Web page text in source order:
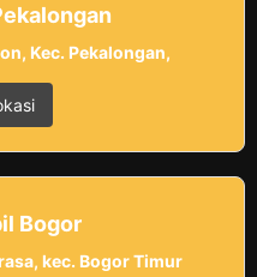
Kec. Pekalongan,
Bogor
kec. Bogor Timur